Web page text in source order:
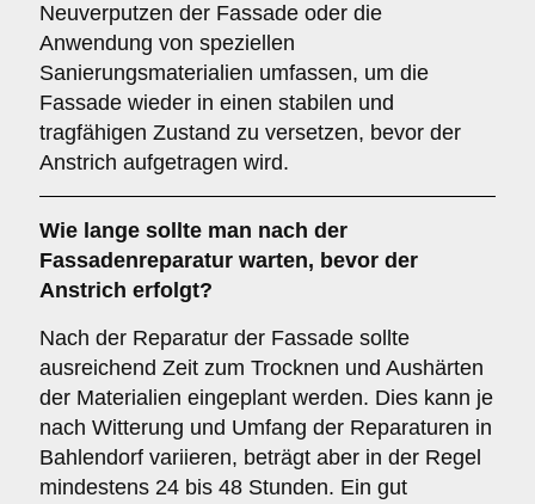
Neuverputzen der Fassade oder die
Anwendung von speziellen
Sanierungsmaterialien umfassen, um die
Fassade wieder in einen stabilen und
tragfähigen Zustand zu versetzen, bevor der
Anstrich aufgetragen wird.
Wie lange sollte man nach der
Fassadenreparatur warten, bevor der
Anstrich erfolgt?
Nach der Reparatur der Fassade sollte
ausreichend Zeit zum Trocknen und Aushärten
der Materialien eingeplant werden. Dies kann je
nach Witterung und Umfang der Reparaturen in
Bahlendorf variieren, beträgt aber in der Regel
mindestens 24 bis 48 Stunden. Ein gut